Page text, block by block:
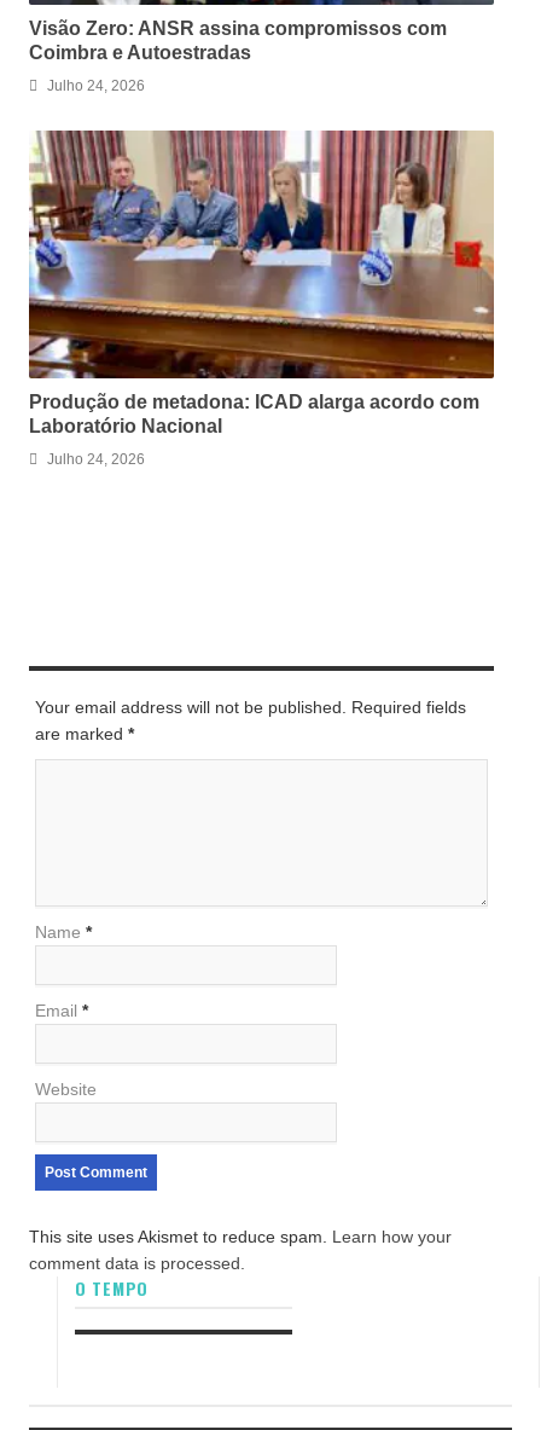
Visão Zero: ANSR assina compromissos com
Coimbra e Autoestradas
Julho 24, 2026
Produção de metadona: ICAD alarga acordo com
Laboratório Nacional
Julho 24, 2026
Your email address will not be published. Required fields
are marked *
Name *
Email *
Website
This site uses Akismet to reduce spam. Learn how your
comment data is processed.
O TEMPO